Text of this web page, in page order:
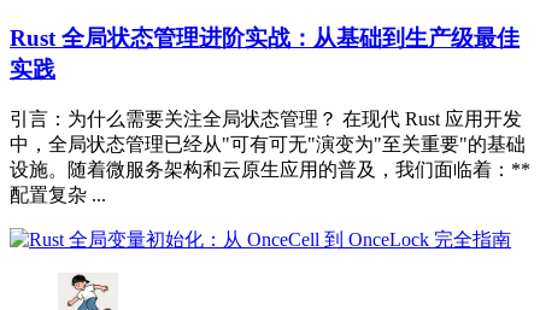
Rust 全局状态管理进阶实战：从基础到生产级最佳
实践
引言：为什么需要关注全局状态管理？ 在现代 Rust 应用开发
中，全局状态管理已经从"可有可无"演变为"至关重要"的基础
设施。随着微服务架构和云原生应用的普及，我们面临着：**
配置复杂 ...